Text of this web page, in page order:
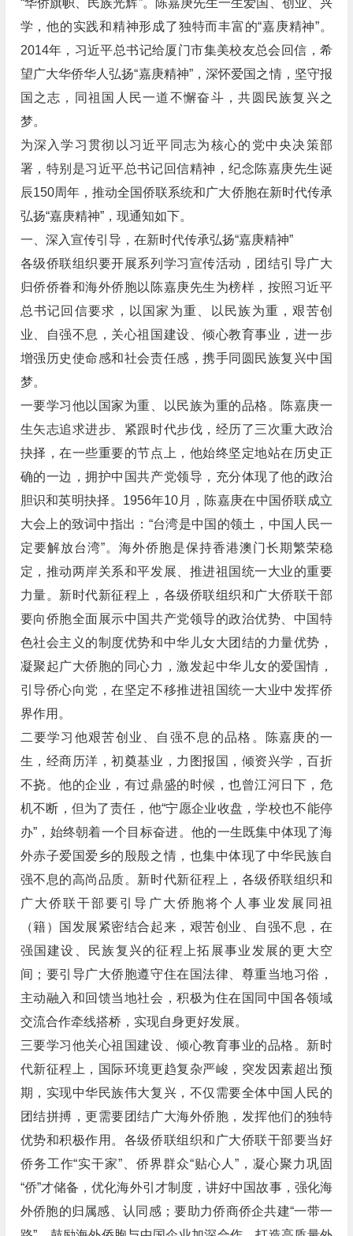
“华侨旗帜、民族光辉”。陈嘉庚先生一生爱国、创业、兴
学，他的实践和精神形成了独特而丰富的“嘉庚精神”。
2014年，习近平总书记给厦门市集美校友总会回信，希
望广大华侨华人弘扬“嘉庚精神”，深怀爱国之情，坚守报
国之志，同祖国人民一道不懈奋斗，共圆民族复兴之
梦。
为深入学习贯彻以习近平同志为核心的党中央决策部
署，特别是习近平总书记回信精神，纪念陈嘉庚先生诞
辰150周年，推动全国侨联系统和广大侨胞在新时代传承
弘扬“嘉庚精神”，现通知如下。
一、深入宣传引导，在新时代传承弘扬“嘉庚精神”
各级侨联组织要开展系列学习宣传活动，团结引导广大
归侨侨眷和海外侨胞以陈嘉庚先生为榜样，按照习近平
总书记回信要求，以国家为重、以民族为重，艰苦创
业、自强不息，关心祖国建设、倾心教育事业，进一步
增强历史使命感和社会责任感，携手同圆民族复兴中国
梦。
一要学习他以国家为重、以民族为重的品格。陈嘉庚一
生矢志追求进步、紧跟时代步伐，经历了三次重大政治
抉择，在一些重要的节点上，他始终坚定地站在历史正
确的一边，拥护中国共产党领导，充分体现了他的政治
胆识和英明抉择。1956年10月，陈嘉庚在中国侨联成立
大会上的致词中指出：“台湾是中国的领土，中国人民一
定要解放台湾”。海外侨胞是保持香港澳门长期繁荣稳
定，推动两岸关系和平发展、推进祖国统一大业的重要
力量。新时代新征程上，各级侨联组织和广大侨联干部
要向侨胞全面展示中国共产党领导的政治优势、中国特
色社会主义的制度优势和中华儿女大团结的力量优势，
凝聚起广大侨胞的同心力，激发起中华儿女的爱国情，
引导侨心向党，在坚定不移推进祖国统一大业中发挥侨
界作用。
二要学习他艰苦创业、自强不息的品格。陈嘉庚的一
生，经商历洋，初奠基业，力图报国，倾资兴学，百折
不挠。他的企业，有过鼎盛的时候，也曾江河日下，危
机不断，但为了责任，他“宁愿企业收盘，学校也不能停
办”，始终朝着一个目标奋进。他的一生既集中体现了海
外赤子爱国爱乡的殷殷之情，也集中体现了中华民族自
强不息的高尚品质。新时代新征程上，各级侨联组织和
广大侨联干部要引导广大侨胞将个人事业发展同祖
（籍）国发展紧密结合起来，艰苦创业、自强不息，在
强国建设、民族复兴的征程上拓展事业发展的更大空
间；要引导广大侨胞遵守住在国法律、尊重当地习俗，
主动融入和回馈当地社会，积极为住在国同中国各领域
交流合作牵线搭桥，实现自身更好发展。
三要学习他关心祖国建设、倾心教育事业的品格。新时
代新征程上，国际环境更趋复杂严峻，突发因素超出预
期，实现中华民族伟大复兴，不仅需要全体中国人民的
团结拼搏，更需要团结广大海外侨胞，发挥他们的独特
优势和积极作用。各级侨联组织和广大侨联干部要当好
侨务工作“实干家”、侨界群众“贴心人”，凝心聚力巩固
“侨”才储备，优化海外引才制度，讲好中国故事，强化海
外侨胞的归属感、认同感；要助力侨商侨企共建“一带一